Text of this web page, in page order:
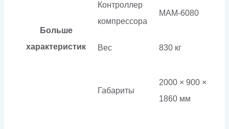
Больше
характеристик
Контроллер
компрессора
МАМ-6080
Вес 830 кг
Габариты
2000 × 900 ×
1860 мм